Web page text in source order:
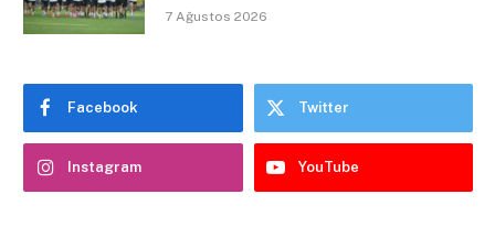
7 Ağustos 2026
Facebook Twitter
Instagram YouTube